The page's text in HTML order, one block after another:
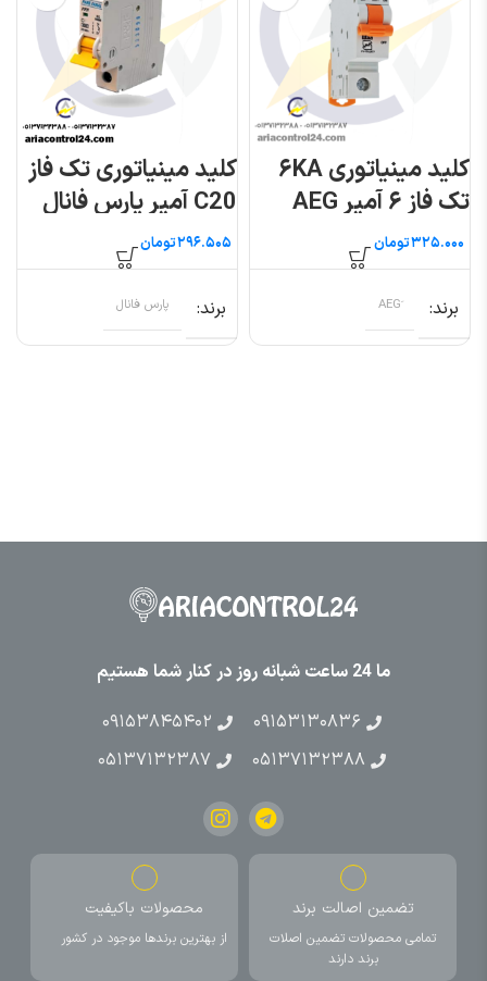
کلید مینیاتوری ۶KA
تک فاز ۶ آمپر AEG
تومان
برند
کلید مینیاتوری تک فاز
C20 آمپر پارس فانال
مدل PFN تومان
برند پارس فانال
ما 24 ساعت شبانه روز در کنار شما هستیم
۰۹۱۵۳۱۳۰۸۳۶
۰۹۱۵۳۸۴۵۴۰۲
۰۵۱۳۷۱۳۲۳۸۸
۰۵۱۳۷۱۳۲۳۸۷
تضمین اصالت برند
تمامی محصولات تضمین اصلات
برند دارند
محصولات باکیفیت
از بهترین برندها موجود در کشور